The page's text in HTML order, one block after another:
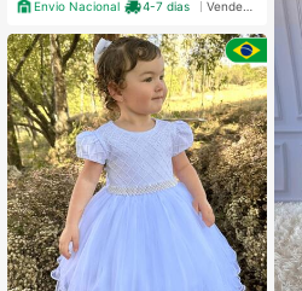
Envio Nacional 4-7 dias